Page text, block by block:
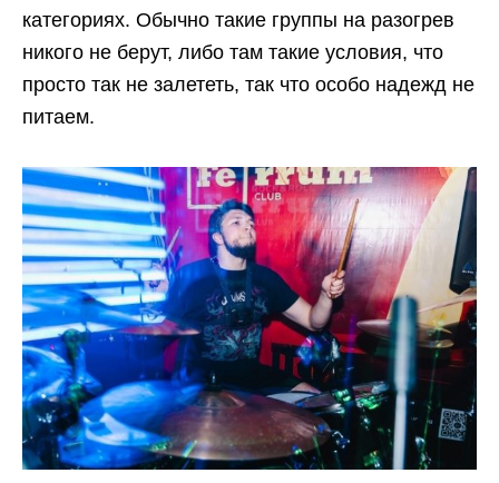
категориях. Обычно такие группы на разогрев
никого не берут, либо там такие условия, что
просто так не залететь, так что особо надежд не
питаем.